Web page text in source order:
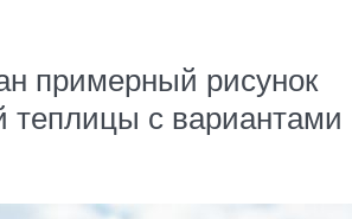
примерный рисунок
теплицы с вариантами